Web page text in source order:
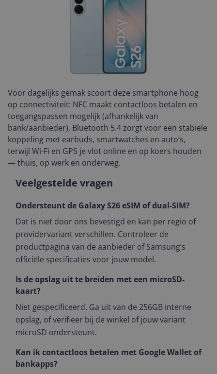
Voor dagelijks gemak scoort deze smartphone hoog
op connectiviteit: NFC maakt contactloos betalen en
toegangspassen mogelijk (afhankelijk van
bank/aanbieder), Bluetooth 5.4 zorgt voor een stabiele
koppeling met earbuds, smartwatches en auto’s,
terwijl Wi-Fi en GPS je vlot online en op koers houden
— thuis, op werk en onderweg.
Veelgestelde vragen
Ondersteunt de Galaxy S26 eSIM of dual-SIM?
Dat is niet door ons bevestigd en kan per regio of
providervariant verschillen. Controleer de
productpagina van de aanbieder of Samsung’s
officiële specificaties voor jouw model.
Is de opslag uit te breiden met een microSD-
kaart?
Niet gespecificeerd. Ga uit van de 256GB interne
opslag, of verifieer bij de winkel of jouw variant
microSD ondersteunt.
Kan ik contactloos betalen met Google Wallet of
bankapps?